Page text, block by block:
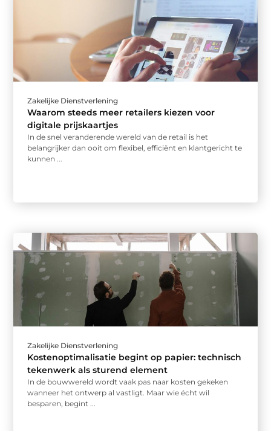
Zakelijke Dienstverlening
Waarom steeds meer retailers kiezen voor
digitale prijskaartjes
In de snel veranderende wereld van de retail is het
belangrijker dan ooit om flexibel, efficiënt en klantgericht te
kunnen ...
Zakelijke Dienstverlening
Kostenoptimalisatie begint op papier: technisch
tekenwerk als sturend element
In de bouwwereld wordt vaak pas naar kosten gekeken
wanneer het ontwerp al vastligt. Maar wie écht wil
besparen, begint ...